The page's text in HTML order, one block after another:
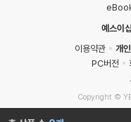
예스이
이용약관
개
PC버전
Copyright ©
MATOM14